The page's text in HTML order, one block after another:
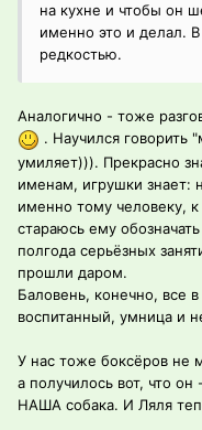
на кухне и чтобы он
именно это и делал.
редкостью.
Аналогично - тоже
. Научился говорить
умиляет))). Прекрасно
именам, игрушки знает:
именно тому человеку,
стараюсь ему
полгода серьёзных
прошли даром.
Баловень, конечно, все
воспитанный, умница и
У нас тоже боксёров не
а получилось вот, что он
НАША собака. И Ляля